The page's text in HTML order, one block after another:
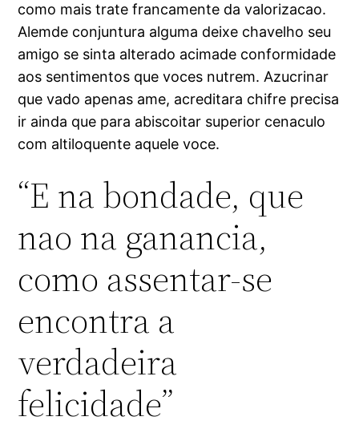
como mais trate francamente da valorizacao.
Alemde conjuntura alguma deixe chavelho seu
amigo se sinta alterado acimade conformidade
aos sentimentos que voces nutrem. Azucrinar
que vado apenas ame, acreditara chifre precisa
ir ainda que para abiscoitar superior cenaculo
com altiloquente aquele voce.
“E na bondade, que
nao na ganancia,
como assentar-se
encontra a
verdadeira
felicidade”